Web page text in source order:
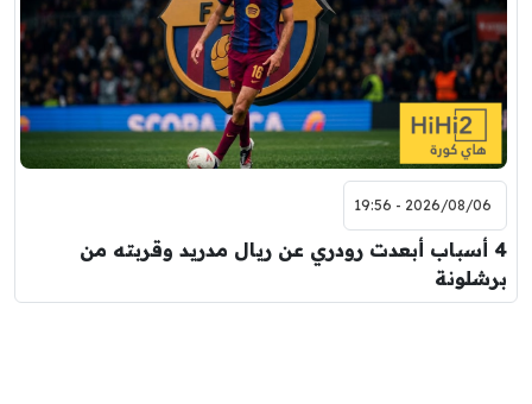
2026/08/06 - 19:56
4 أسباب أبعدت رودري عن ريال مدريد وقربته من
برشلونة